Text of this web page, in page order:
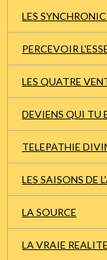
LES
PERCEVOIR
LES QUATRE
DEVIENS QUI TU
TELEPATHIE
LES SAISONS DE
LA SOURCE
LA VRAIE REALITE